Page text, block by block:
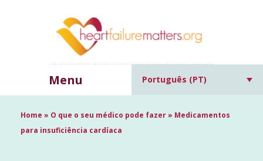
Menu Português (PT)
Home » O que o seu médico pode fazer» Medicamentos
para insuficiência cardíaca